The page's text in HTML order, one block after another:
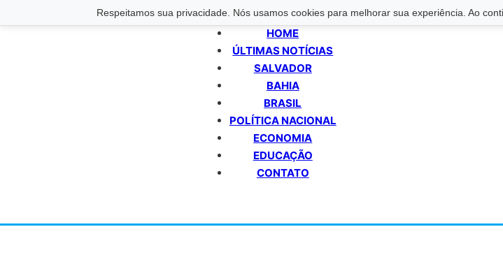
Respeitamos sua privacidade. Nós usamos cookies para melhorar sua experiência. Ao
HOME
ÚLTIMAS NOTÍCIAS
SALVADOR
BAHIA
BRASIL
POLÍTICA NACIONAL
ECONOMIA
EDUCAÇÃO
CONTATO